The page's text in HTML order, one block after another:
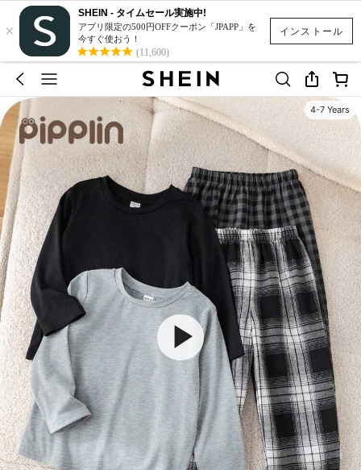
インストール
×
SHEIN - タイムセール実施中!
アプリ限定の500円OFFクーポン「JPAPP」を
今すぐ使おう！
(11,600)
4-7 Years